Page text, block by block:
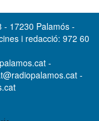
- 17230 Palamós -
i redacció: 972 60
-
-